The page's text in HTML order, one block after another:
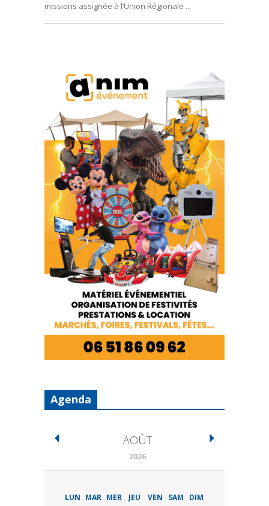
missions assignée à l’Union Régionale ...
Agenda
AOÛT
2026
LUN MAR MER JEU VEN SAM DIM